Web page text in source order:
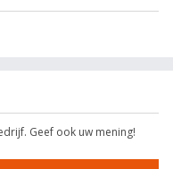
Geef ook uw mening!